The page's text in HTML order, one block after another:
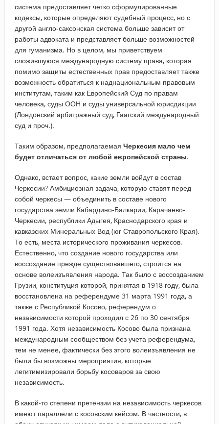
система предоставляет четко сформулированные
кодексы, которые определяют судебный процесс, но с
другой англо-саксонская система больше зависит от
работы адвоката и представляет больше возможностей
для гуманизма. Но в целом, мы приветствуем
сложившуюся международную систему права, которая
помимо защиты естественных прав предоставляет также
возможность обратиться к наднациональным правовым
институтам, таким как Европейский Суд по правам
человека, суды ООН и суды универсальной юрисдикции
(Лондонский арбитражный суд, Гаагский международный
суд и проч.).
Таким образом, предполагаемая Черкесия мало чем
будет отличаться от любой европейской страны.
Однако, встает вопрос, какие земли войдут в состав
Черкесии? Амбициозная задача, которую ставят перед
собой черкесы — объединить в составе нового
государства земли Кабардино-Балкарии, Карачаево-
Черкесии, республики Адыгея, Краснодарского края и
кавказских Минеральных Вод (юг Ставропольского Края).
То есть, места исторического проживания черкесов.
Естественно, что создание нового государства или
воссоздание прежде существовавшего, строится на
основе волеизъявления народа. Так было с воссозданием
Грузии, конституция которой, принятая в 1918 году, была
восстановлена на референдуме 31 марта 1991 года, а
также с Республикой Косово, референдум о
независимости которой проходил с 26 по 30 сентября
1991 года. Хотя независимость Косово была признана
международным сообществом без учета референдума,
тем не менее, фактически без этого волеизъявления не
были бы возможны мероприятия, которые
легитимизировали борьбу косоваров за свою
независимость.
В какой-то степени претензии на независимость черкесов
имеют параллели с косовским кейсом. В частности, в